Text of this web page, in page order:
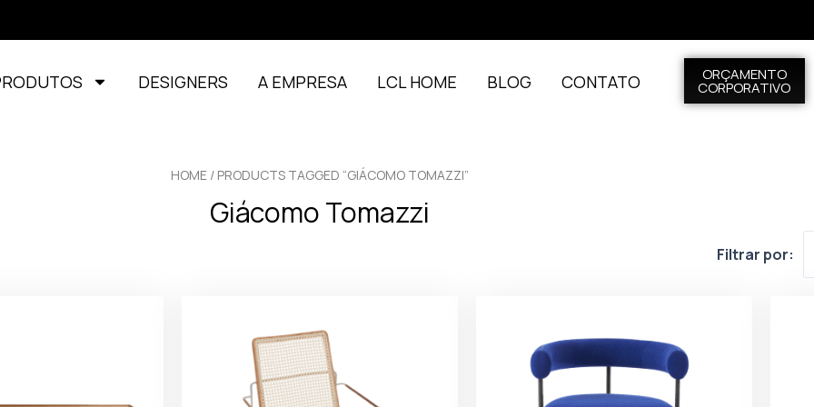
DESIGNERS A EMPRESA LCL HOME BLOG CONTATO ORÇAMENTO
CORPORATIVO
HOME / PRODUCTS TAGGED “GIÁCOMO TOMAZZI”
Giácomo Tomazzi
Filtrar por: